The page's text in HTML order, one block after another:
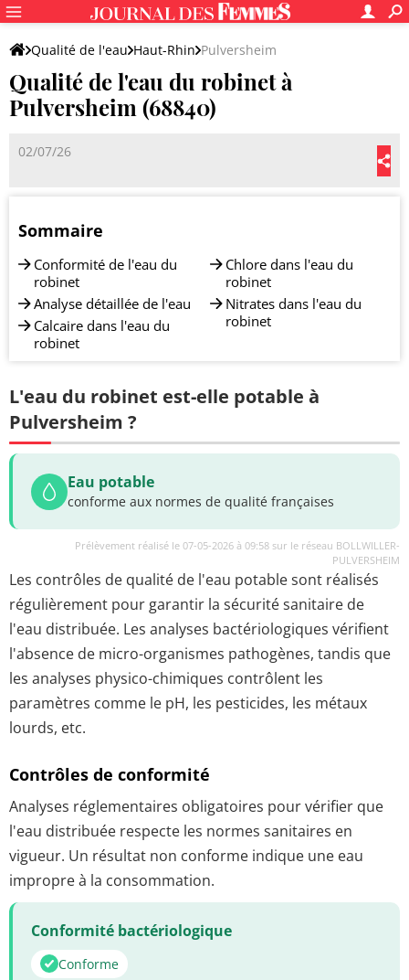
Qualité de l'eau Haut-Rhin Pulversheim
Qualité de l'eau du robinet à
Pulversheim (68840)
02/07/26
Sommaire
Conformité de l'eau du
robinet
Analyse détaillée de l'eau
Calcaire dans l'eau du
robinet
Chlore dans l'eau du
robinet
Nitrates dans l'eau du
robinet
L'eau du robinet est-elle potable à
Pulversheim ?
Eau potable
conforme aux normes de qualité françaises
Prélèvement réalisé le 07-05-2026 à 09:58 sur le réseau BOLLWILLER-
PULVERSHEIM
Les contrôles de qualité de l'eau potable sont réalisés
régulièrement pour garantir la sécurité sanitaire de
l'eau distribuée. Les analyses bactériologiques vérifient
l'absence de micro-organismes pathogènes, tandis que
les analyses physico-chimiques contrôlent les
paramètres comme le pH, les pesticides, les métaux
lourds, etc.
Contrôles de conformité
Analyses réglementaires obligatoires pour vérifier que
l'eau distribuée respecte les normes sanitaires en
vigueur. Un résultat non conforme indique une eau
impropre à la consommation.
Conformité bactériologique
Conforme